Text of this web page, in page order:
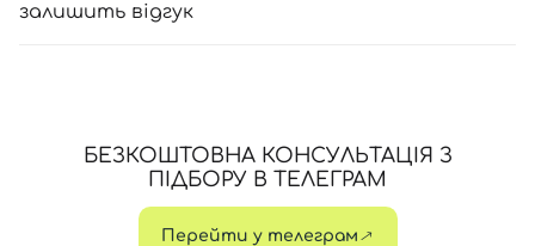
залишить відгук
БЕЗКОШТОВНА КОНСУЛЬТАЦІЯ З
ПІДБОРУ В ТЕЛЕГРАМ
Перейти у телеграм